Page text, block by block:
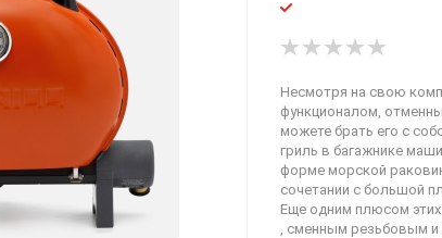
Несмотря на свою
функционалом,
можете брать его с
гриль в багажнике
форме морской
сочетании с большой
Еще одним плюсом
, сменным резьбовым и